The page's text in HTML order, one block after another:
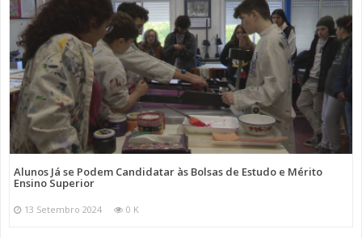
Alunos Já se Podem Candidatar às Bolsas de Estudo e Mérito
Ensino Superior
13 Setembro 2024 0 K